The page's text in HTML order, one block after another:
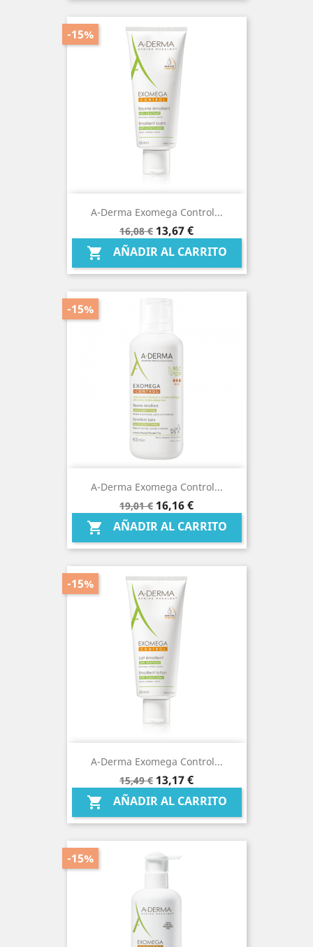
A-Derma Exomega Control...
Precio
base
16,08 €
-15%
Precio
13,67 €
 AÑADIR AL CARRITO
A-Derma Exomega Control...
Precio
base
19,01 €
-15%
Precio
16,16 €
 AÑADIR AL CARRITO
A-Derma Exomega Control...
Precio
base
15,49 €
-15%
Precio
13,17 €
 AÑADIR AL CARRITO
-15%